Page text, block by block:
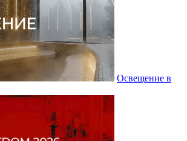
Освещение в